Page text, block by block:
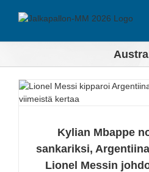
Kylian Mbappe
sankariksi,
Lionel Messin